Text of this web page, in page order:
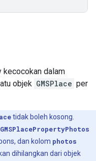
kecocokan dalam
objek GMSPlace per
tidak boleh kosong.
GMSPlacePropertyPhotos
dan kolom photos
dihilangkan dari objek